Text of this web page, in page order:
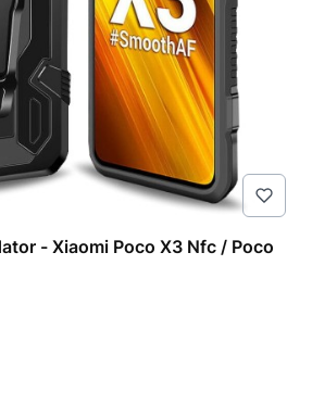
- Xiaomi Poco X3 Nfc / Poco